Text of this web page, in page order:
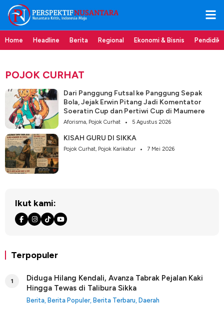
Home Headline Berita Regional Ekonomi & Bisnis
POJOK CURHAT
Dari Panggung Futsal ke Panggung Sepak
Bola, Jejak Erwin Pitang Jadi Komentator
Soeratin Cup dan Pertiwi Cup di Maumere
Aforisma, Pojok Curhat 5 Agustus 2026
KISAH GURU DI SIKKA
Pojok Curhat, Pojok Karikatur 7 Mei 2026
Ikut kami:
Terpopuler
1
Diduga Hilang Kendali, Avanza Tabrak Pejalan Kaki
Hingga Tewas di Talibura Sikka
Berita, Berita Populer, Berita Terbaru, Daerah